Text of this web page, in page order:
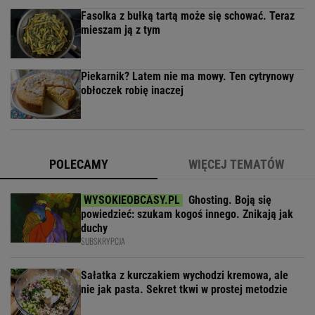
Fasolka z bułką tartą może się schować. Teraz
mieszam ją z tym
Piekarnik? Latem nie ma mowy. Ten cytrynowy
obłoczek robię inaczej
POLECAMY WIĘCEJ TEMATÓW
Ghosting. Boją się
powiedzieć: szukam kogoś innego. Znikają jak
duchy
SUBSKRYPCJA
Sałatka z kurczakiem wychodzi kremowa, ale
nie jak pasta. Sekret tkwi w prostej metodzie